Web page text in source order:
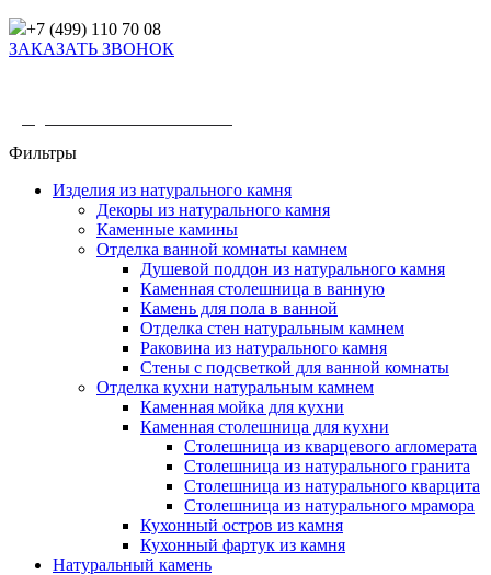
+7 (499) 110 70 08
ЗАКАЗАТЬ ЗВОНОК
Фильтры
Изделия из натурального камня
Декоры из натурального камня
Каменные камины
Отделка ванной комнаты камнем
Душевой поддон из натурального камня
Каменная столешница в ванную
Камень для пола в ванной
Отделка стен натуральным камнем
Раковина из натурального камня
Стены с подсветкой для ванной комнаты
Отделка кухни натуральным камнем
Каменная мойка для кухни
Каменная столешница для кухни
Столешница из кварцевого агломерата
Столешница из натурального гранита
Столешница из натурального кварцита
Столешница из натурального мрамора
Кухонный остров из камня
Кухонный фартук из камня
Натуральный камень